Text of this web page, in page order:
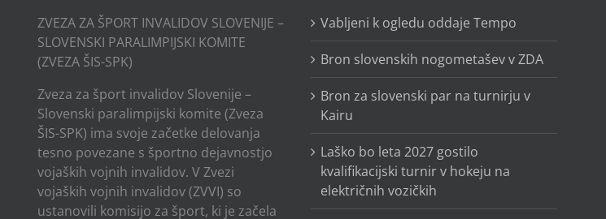
ZVEZA ZA ŠPORT INVALIDOV SLOVENIJE –
SLOVENSKI PARALIMPIJSKI KOMITE
(ZVEZA ŠIS-SPK)
Zveza za šport invalidov Slovenije –
Slovenski paralimpijski komite (Zveza
ŠIS-SPK) ima svoje začetke delovanja
tesno povezane s športno dejavnostjo
vojaških vojnih invalidov. V Zvezi
vojaških vojnih invalidov (ZVVI) so
ustanovili komisijo za šport, ki je začela
Vabljeni k ogledu oddaje Tempo
Bron slovenskih nogometašev v ZDA
Bron za slovenski par na turnirju v
Kairu
Laško bo leta 2027 gostilo
kvalifikacijski turnir v hokeju na
električnih vozičkih